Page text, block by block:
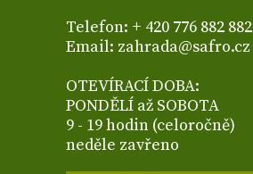
Telefon: + 420 776 882 882
Email: zahrada@safro.cz
OTEVÍRACÍ DOBA:
PONDĚLÍ až SOBOTA
9 - 19 hodin (celoročně)
neděle zavřeno